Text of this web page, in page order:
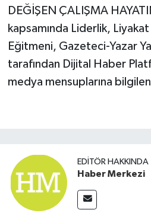
DEĞİŞEN ÇALIŞMA
kapsamında Liderlik,
Eğitmeni, Gazeteci-Yazar
tarafından Dijital Haber
medya mensuplarına
EDITÖR HAKKINDA
Haber Merkezi